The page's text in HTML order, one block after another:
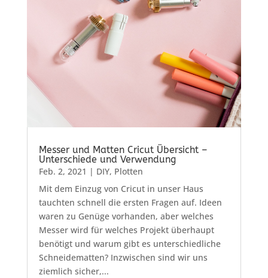
Messer und Matten Cricut Übersicht –
Unterschiede und Verwendung
Feb. 2, 2021 | DIY, Plotten
Mit dem Einzug von Cricut in unser Haus
tauchten schnell die ersten Fragen auf. Ideen
waren zu Genüge vorhanden, aber welches
Messer wird für welches Projekt überhaupt
benötigt und warum gibt es unterschiedliche
Schneidematten? Inzwischen sind wir uns
ziemlich sicher,...